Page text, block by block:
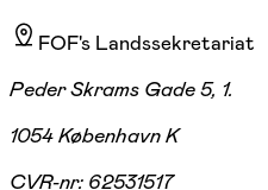
FOF's Landssekretariat
Peder Skrams Gade 5, 1.
1054 København K
CVR-nr: 62531517